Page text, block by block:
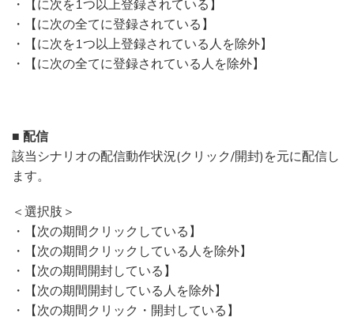
・【に次を1つ以上登録されている】
・【に次の全てに登録されている】
・【に次を1つ以上登録されている人を除外】
・【に次の全てに登録されている人を除外】
■ 配信
該当シナリオの配信動作状況(クリック/開封)を元に配信し
ます。
＜選択肢＞
・【次の期間クリックしている】
・【次の期間クリックしている人を除外】
・【次の期間開封している】
・【次の期間開封している人を除外】
・【次の期間クリック・開封している】